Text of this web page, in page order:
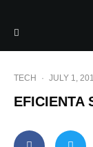
TECH · JULY 1,
EFICIENTA